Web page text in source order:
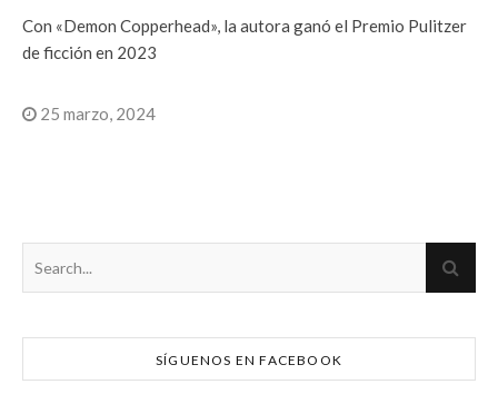
Con «Demon Copperhead», la autora ganó el Premio Pulitzer
de ficción en 2023
25 marzo, 2024
SÍGUENOS EN FACEBOOK